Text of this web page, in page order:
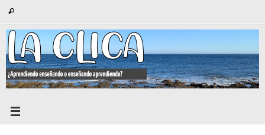
contenido
Buscar